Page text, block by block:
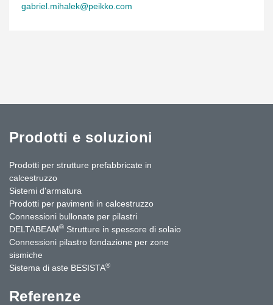
gabriel.mihalek@peikko.com
Prodotti e soluzioni
Prodotti per strutture prefabbricate in
calcestruzzo
Sistemi d'armatura
Prodotti per pavimenti in calcestruzzo
Connessioni bullonate per pilastri
DELTABEAM® Strutture in spessore di solaio
Connessioni pilastro fondazione per zone
sismiche
Sistema di aste BESISTA®
Referenze